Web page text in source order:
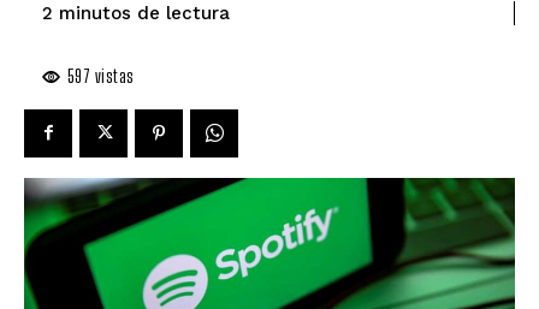
2 minutos de lectura
597 vistas